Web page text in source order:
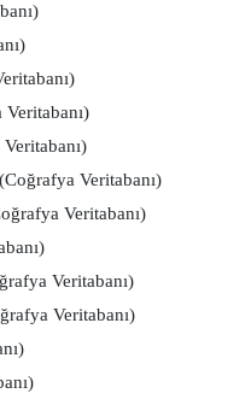
(Coğrafya Veritabanı)
Veritabanı)
Veritabanı)
Veritabanı)